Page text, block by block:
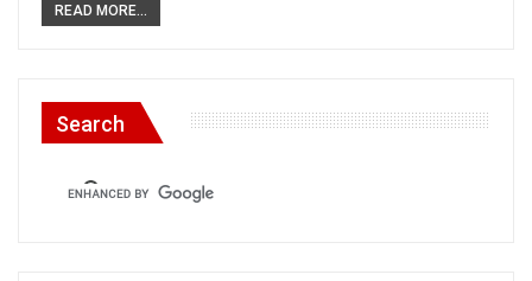
READ MORE...
Search